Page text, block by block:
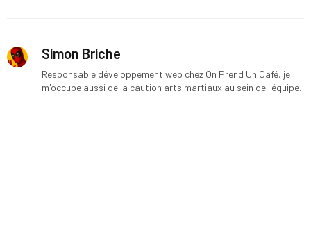
Simon Briche
Responsable développement web chez On Prend Un Café, je
m'occupe aussi de la caution arts martiaux au sein de l'équipe.